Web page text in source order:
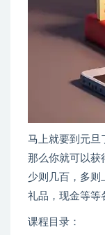
马上就要到元旦
那么你就可以获
少则几百，多则
礼品，现金等等
课程目录：